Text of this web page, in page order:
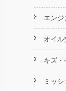
エンジ
オイル
キズ・
ミッ